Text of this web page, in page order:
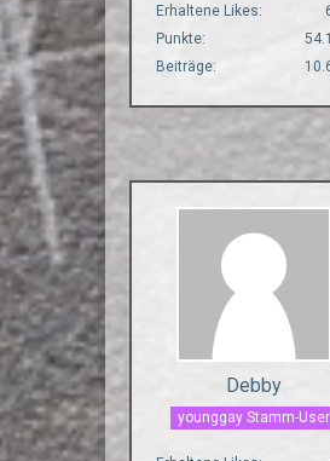
Erhaltene Likes
Punkte
Beiträge
Debby
younggay Stamm-User